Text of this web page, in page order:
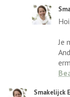
Hoi,
Je
Smakelijck